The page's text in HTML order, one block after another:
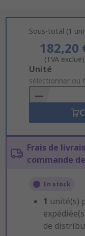
Sous-total (1
182,20
(TVA exclue)
Add
to
Basket
Unité
sélectionner ou
Frais de
commande
En stock
1 unité(s)
de